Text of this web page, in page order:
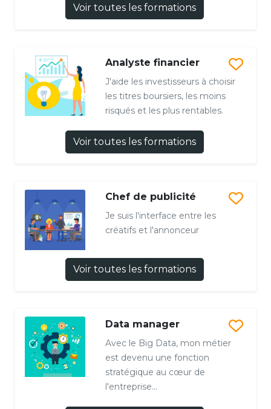
Voir toutes les formations
Analyste financier
J'aide les investisseurs à choisir
les titres boursiers, les moins
risqués et les plus rentables.
Voir toutes les formations
Chef de publicité
Je suis l'interface entre les
créatifs et l'annonceur
Voir toutes les formations
Data manager
Avec le Big Data, mon métier
est devenu une fonction
stratégique au cœur de
l'entreprise...